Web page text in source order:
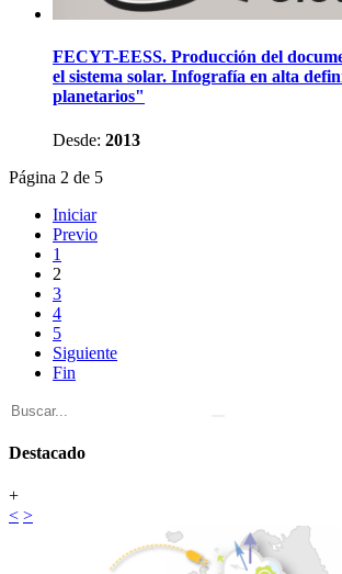
FECYT-EESS. Producción del
el sistema solar. Infografía en alta
planetarios"
Desde: 2013
Página 2 de 5
Iniciar
Previo
1
2
3
4
5
Siguiente
Fin
Destacado
+
< >